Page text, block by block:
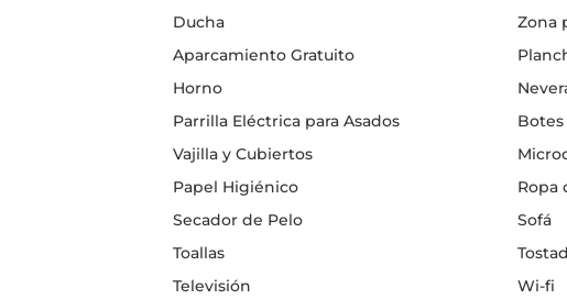
Ducha
Zona
Aparcamiento Gratuito
Horno
Parrilla Eléctrica para Asados
Botes
Vajilla y Cubiertos
Papel Higiénico
Ropa
Secador de Pelo
Sofá
Toallas
Televisión
Wi-fi